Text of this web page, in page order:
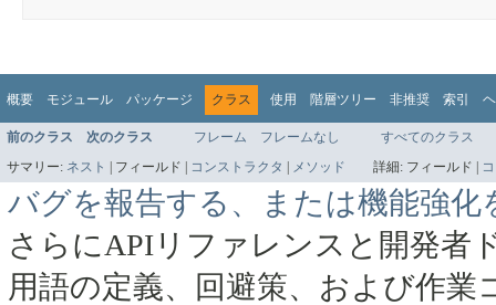
概要 モジュール パッケージ クラス 使用 階層ツリー 非推奨 索引
前のクラス 次のクラス フレーム フレームなし
すべてのクラス
サマリー: ネスト | フィールド | コンストラクタ | メソッド 詳細: フィールド |
バグを報告する、または機能強化
さらにAPIリファレンスと開発者
用語の定義、回避策、および作